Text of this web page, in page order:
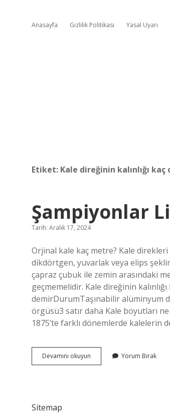
Anasayfa Gizlilik Politikası Yasal Uyarı
Etiket: Kale direğinin kalınlığı kaç
Şampiyonlar
Tarih: Aralık 17, 2024
Orjinal kale kaç metre? Kale direkleri
dikdörtgen, yuvarlak veya elips
çapraz çubuk ile zemin arasındaki
geçmemelidir. Kale direğinin
demirDurumTaşınabilir alüminyum
örgüsü3 satır daha Kale boyutları
1875’te farklı dönemlerde kalelerin
Devamını okuyun Şampiyonlar
Ligi
Yorum Bırak
Sitemap